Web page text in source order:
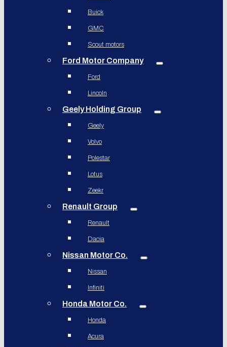
Buick
GMC
Scout motors
Ford Motor Company
Ford
Lincoln
Geely Holding Group
Geely
Volvo
Polestar
Lotus
Zeekr
Renault Group
Renault
Dacia
Nissan Motor Co.
Nissan
Infiniti
Honda Motor Co.
Honda
Acura